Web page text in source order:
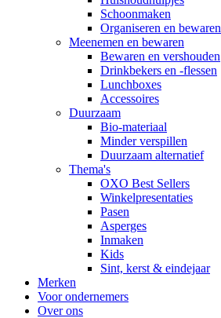
Schoonmaken
Organiseren en bewaren
Meenemen en bewaren
Bewaren en vershouden
Drinkbekers en -flessen
Lunchboxes
Accessoires
Duurzaam
Bio-materiaal
Minder verspillen
Duurzaam alternatief
Thema's
OXO Best Sellers
Winkelpresentaties
Pasen
Asperges
Inmaken
Kids
Sint, kerst & eindejaar
Merken
Voor ondernemers
Over ons